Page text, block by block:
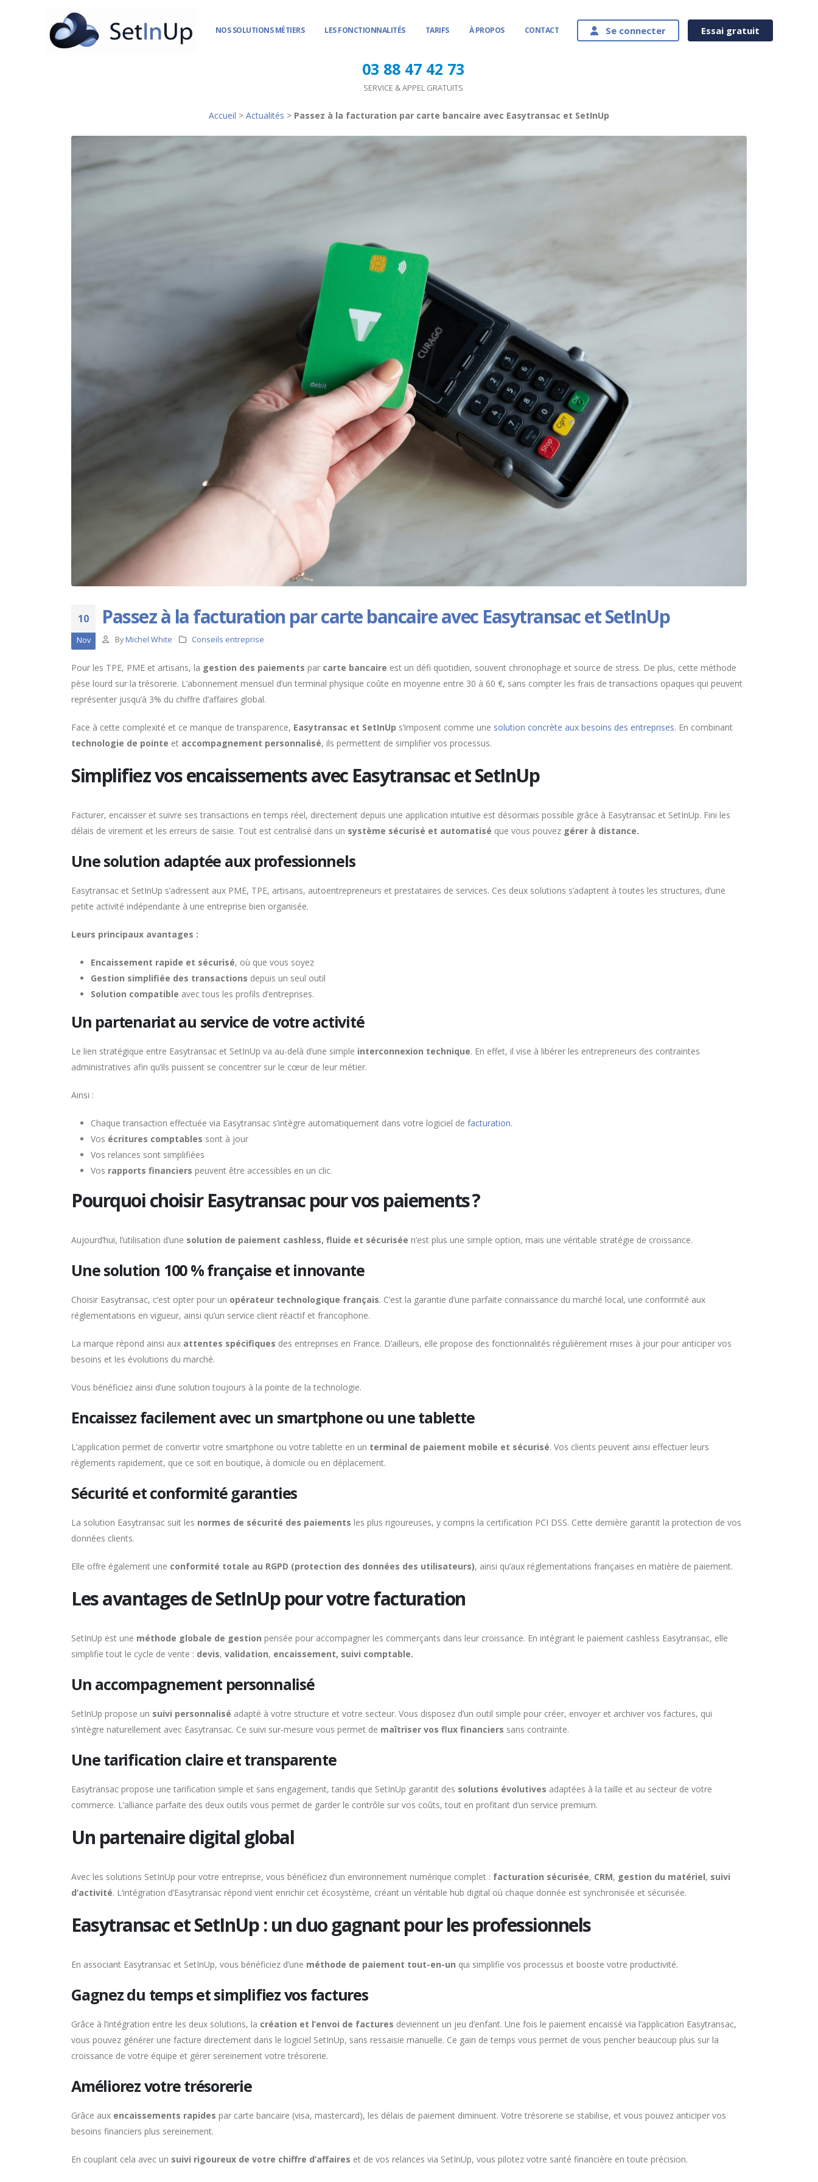
NOS SOLUTIONS MÉTIERS LES FONCTIONNALITÉS TARIFS À PROPOS CONTACT Se connecter Essai gratuit
03 88 47 42 73
SERVICE & APPEL GRATUITS
Accueil > Actualités > Passez à la facturation par carte bancaire avec Easytransac et SetInUp
10
Nov
Passez à la facturation par carte bancaire avec Easytransac et SetInUp
By Michel White Conseils entreprise
Pour les TPE, PME et artisans, la gestion des paiements par carte bancaire est un défi quotidien, souvent chronophage et source de stress. De plus, cette méthode
pèse lourd sur la trésorerie. L’abonnement mensuel d’un terminal physique coûte en moyenne entre 30 à 60 €, sans compter les frais de transactions opaques qui peuvent
représenter jusqu’à 3% du chiffre d’affaires global.
Face à cette complexité et ce manque de transparence, Easytransac et SetInUp s’imposent comme une solution concrète aux besoins des entreprises. En combinant
technologie de pointe et accompagnement personnalisé, ils permettent de simplifier vos processus.
Simplifiez vos encaissements avec Easytransac et SetInUp
Facturer, encaisser et suivre ses transactions en temps réel, directement depuis une application intuitive est désormais possible grâce à Easytransac et SetInUp. Fini les
délais de virement et les erreurs de saisie. Tout est centralisé dans un système sécurisé et automatisé que vous pouvez gérer à distance.
Une solution adaptée aux professionnels
Easytransac et SetInUp s’adressent aux PME, TPE, artisans, autoentrepreneurs et prestataires de services. Ces deux solutions s’adaptent à toutes les structures, d’une
petite activité indépendante à une entreprise bien organisée.
Leurs principaux avantages :
Encaissement rapide et sécurisé, où que vous soyez
Gestion simplifiée des transactions depuis un seul outil
Solution compatible avec tous les profils d’entreprises.
Un partenariat au service de votre activité
Le lien stratégique entre Easytransac et SetInUp va au-delà d’une simple interconnexion technique. En effet, il vise à libérer les entrepreneurs des contraintes
administratives afin qu’ils puissent se concentrer sur le cœur de leur métier.
Ainsi :
Chaque transaction effectuée via Easytransac s’intègre automatiquement dans votre logiciel de facturation.
Vos écritures comptables sont à jour
Vos relances sont simplifiées
Vos rapports financiers peuvent être accessibles en un clic.
Pourquoi choisir Easytransac pour vos paiements ?
Aujourd’hui, l’utilisation d’une solution de paiement cashless, fluide et sécurisée n’est plus une simple option, mais une véritable stratégie de croissance.
Une solution 100 % française et innovante
Choisir Easytransac, c’est opter pour un opérateur technologique français. C’est la garantie d’une parfaite connaissance du marché local, une conformité aux
réglementations en vigueur, ainsi qu’un service client réactif et francophone.
La marque répond ainsi aux attentes spécifiques des entreprises en France. D’ailleurs, elle propose des fonctionnalités régulièrement mises à jour pour anticiper vos
besoins et les évolutions du marché.
Vous bénéficiez ainsi d’une solution toujours à la pointe de la technologie.
Encaissez facilement avec un smartphone ou une tablette
L’application permet de convertir votre smartphone ou votre tablette en un terminal de paiement mobile et sécurisé. Vos clients peuvent ainsi effectuer leurs
règlements rapidement, que ce soit en boutique, à domicile ou en déplacement.
Sécurité et conformité garanties
La solution Easytransac suit les normes de sécurité des paiements les plus rigoureuses, y compris la certification PCI DSS. Cette dernière garantit la protection de vos
données clients.
Elle offre également une conformité totale au RGPD (protection des données des utilisateurs), ainsi qu’aux réglementations françaises en matière de paiement.
Les avantages de SetInUp pour votre facturation
SetInUp est une méthode globale de gestion pensée pour accompagner les commerçants dans leur croissance. En intégrant le paiement cashless Easytransac, elle
simplifie tout le cycle de vente : devis, validation, encaissement, suivi comptable.
Un accompagnement personnalisé
SetInUp propose un suivi personnalisé adapté à votre structure et votre secteur. Vous disposez d’un outil simple pour créer, envoyer et archiver vos factures, qui
s’intègre naturellement avec Easytransac. Ce suivi sur-mesure vous permet de maîtriser vos flux financiers sans contrainte.
Une tarification claire et transparente
Easytransac propose une tarification simple et sans engagement, tandis que SetInUp garantit des solutions évolutives adaptées à la taille et au secteur de votre
commerce. L’alliance parfaite des deux outils vous permet de garder le contrôle sur vos coûts, tout en profitant d’un service premium.
Un partenaire digital global
Avec les solutions SetInUp pour votre entreprise, vous bénéficiez d’un environnement numérique complet : facturation sécurisée, CRM, gestion du matériel, suivi
d’activité. L’intégration d’Easytransac répond vient enrichir cet écosystème, créant un véritable hub digital où chaque donnée est synchronisée et sécurisée.
Easytransac et SetInUp : un duo gagnant pour les professionnels
En associant Easytransac et SetInUp, vous bénéficiez d’une méthode de paiement tout-en-un qui simplifie vos processus et booste votre productivité.
Gagnez du temps et simplifiez vos factures
Grâce à l’intégration entre les deux solutions, la création et l’envoi de factures deviennent un jeu d’enfant. Une fois le paiement encaissé via l’application Easytransac,
vous pouvez générer une facture directement dans le logiciel SetInUp, sans ressaisie manuelle. Ce gain de temps vous permet de vous pencher beaucoup plus sur la
croissance de votre équipe et gérer sereinement votre trésorerie.
Améliorez votre trésorerie
Grâce aux encaissements rapides par carte bancaire (visa, mastercard), les délais de paiement diminuent. Votre trésorerie se stabilise, et vous pouvez anticiper vos
besoins financiers plus sereinement.
En couplant cela avec un suivi rigoureux de votre chiffre d’affaires et de vos relances via SetInUp, vous pilotez votre santé financière en toute précision.